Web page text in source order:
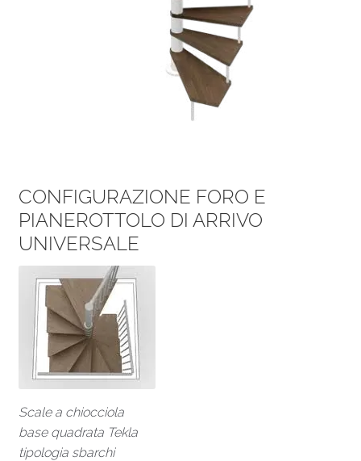
CONFIGURAZIONE FORO E
PIANEROTTOLO DI ARRIVO
UNIVERSALE
Scale a chiocciola
base quadrata Tekla
tipologia sbarchi